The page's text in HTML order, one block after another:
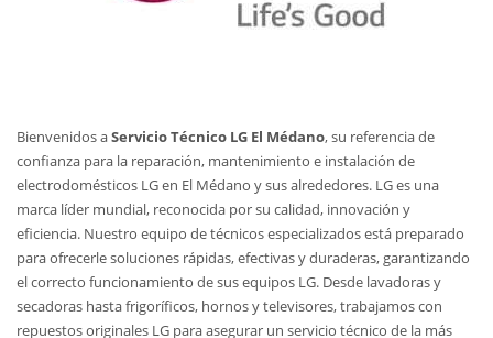
Bienvenidos aServicio Técnico LG El Médano, su referencia de
confianza para la reparación, mantenimiento e instalación de
electrodomésticos LG en El Médano y sus alrededores. LG es una
marca líder mundial, reconocida por su calidad, innovación y
eficiencia. Nuestro equipo de técnicos especializados está preparado
para ofrecerle soluciones rápidas, efectivas y duraderas, garantizando
el correcto funcionamiento de sus equipos LG. Desde lavadoras y
secadoras hasta frigoríficos, hornos y televisores, trabajamos con
repuestos originales LG para asegurar un servicio técnico de la más